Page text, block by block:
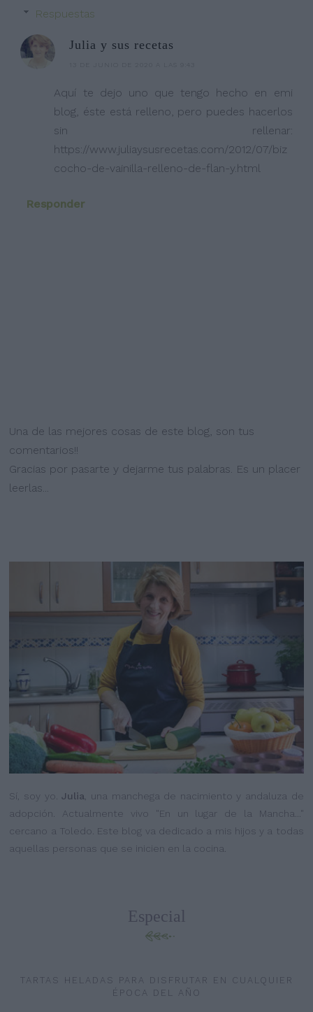
Respuestas
Julia y sus recetas
Aquí te dejo uno que tengo hecho en emi
blog, éste está relleno, pero puedes hacerlos
sin rellenar:
https://www.juliaysusrecetas.com/2012/07/biz
cocho-de-vainilla-relleno-de-flan-y.html
Responder
Una de las mejores cosas de este blog, son tus
comentarios!!
Gracias por pasarte y dejarme tus palabras. Es un placer
leerlas...
Sí, soy yo.Julia , una manchega de nacimiento y andaluza de
adopción. Actualmente vivo "En un lugar de la Mancha..."
cercano a Toledo. Este blog va dedicado a mis hijos y a todas
aquellas personas que se inicien en la cocina.
Especial
TARTAS HELADAS PARA DISFRUTAR EN CUALQUIER
ÉPOCA DEL AÑO